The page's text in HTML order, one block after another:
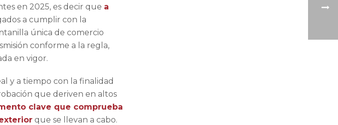
en 2025, es decir que a
a cumplir con la
única de comercio
conforme a la regla,
en vigor.
y a tiempo con la finalidad
que deriven en altos
clave que comprueba
que se llevan a cabo.